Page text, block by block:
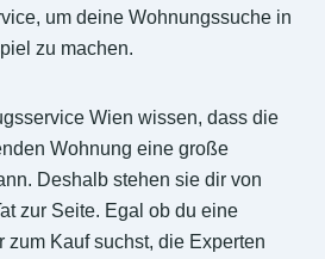
um deine Wohnungssuche in
zu machen.
Wien wissen, dass die
Wohnung eine große
Deshalb stehen sie dir von
zur Seite. Egal ob du eine
zum Kauf suchst, die Experten